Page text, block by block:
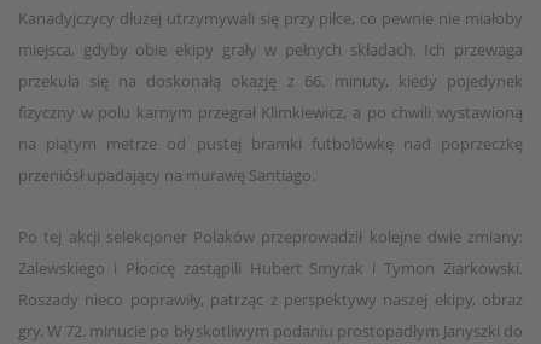
Kanadyjczycy dłużej utrzymywali się przy piłce, co pewnie nie miałoby
miejsca, gdyby obie ekipy grały w pełnych składach. Ich przewaga
przekuła się na doskonałą okazję z 66. minuty, kiedy pojedynek
fizyczny w polu karnym przegrał Klimkiewicz, a po chwili wystawioną
na piątym metrze od pustej bramki futbolówkę nad poprzeczkę
przeniósł upadający na murawę Santiago.
Po tej akcji selekcjoner Polaków przeprowadził kolejne dwie zmiany:
Zalewskiego i Płocicę zastąpili Hubert Smyrak i Tymon Ziarkowski.
Roszady nieco poprawiły, patrząc z perspektywy naszej ekipy, obraz
gry. W 72. minucie po błyskotliwym podaniu prostopadłym Janyszki do